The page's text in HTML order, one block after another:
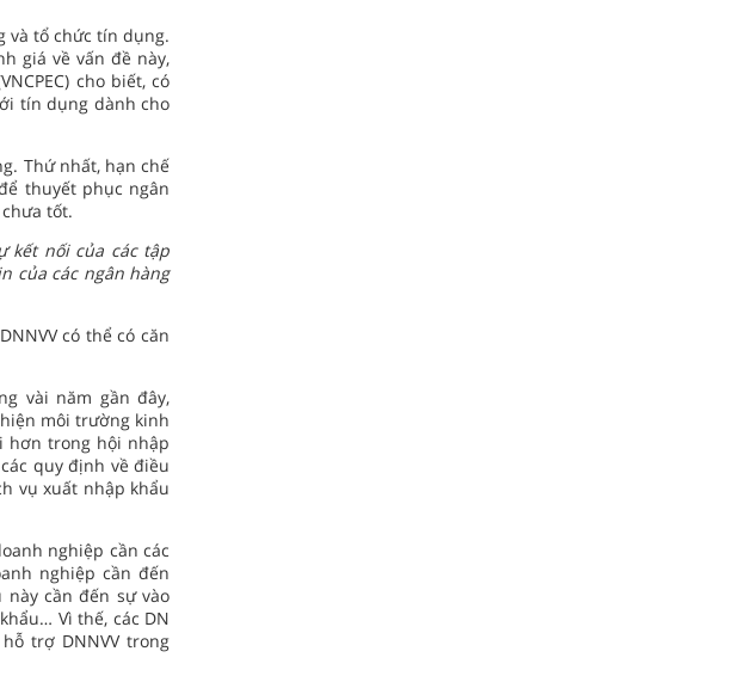
và tổ chức tín dụng.
giá về vấn đề này,
cho biết, có
tín dụng dành cho
Thứ nhất, hạn chế
thuyết phục ngân
tốt.
kết nối của các tập
của các ngân hàng
có thể có căn
vài năm gần đây,
môi trường kinh
hơn trong hội nhập
quy định về điều
vụ xuất nhập khẩu
nghiệp cần các
nghiệp cần đến
cần đến sự vào
Vì thế, các DN
trợ DNNVV trong